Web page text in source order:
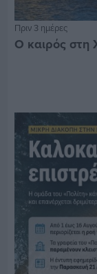
Πριν 3 ημέρες
Ο καιρός στη